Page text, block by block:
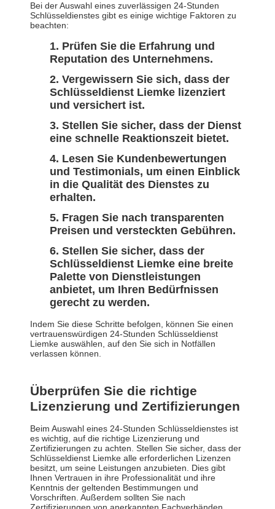
Bei der Auswahl eines zuverlässigen 24-Stunden
Schlüsseldienstes gibt es einige wichtige Faktoren zu
beachten:
Prüfen Sie die Erfahrung und
Reputation des Unternehmens.
Vergewissern Sie sich, dass der
Schlüsseldienst Liemke lizenziert
und versichert ist.
Stellen Sie sicher, dass der Dienst
eine schnelle Reaktionszeit bietet.
Lesen Sie Kundenbewertungen
und Testimonials, um einen Einblick
in die Qualität des Dienstes zu
erhalten.
Fragen Sie nach transparenten
Preisen und versteckten Gebühren.
Stellen Sie sicher, dass der
Schlüsseldienst Liemke eine breite
Palette von Dienstleistungen
anbietet, um Ihren Bedürfnissen
gerecht zu werden.
Indem Sie diese Schritte befolgen, können Sie einen
vertrauenswürdigen 24-Stunden Schlüsseldienst
Liemke auswählen, auf den Sie sich in Notfällen
verlassen können.
Überprüfen Sie die richtige
Lizenzierung und Zertifizierungen
Beim Auswahl eines 24-Stunden Schlüsseldienstes ist
es wichtig, auf die richtige Lizenzierung und
Zertifizierungen zu achten. Stellen Sie sicher, dass der
Schlüsseldienst Liemke alle erforderlichen Lizenzen
besitzt, um seine Leistungen anzubieten. Dies gibt
Ihnen Vertrauen in ihre Professionalität und ihre
Kenntnis der geltenden Bestimmungen und
Vorschriften. Außerdem sollten Sie nach